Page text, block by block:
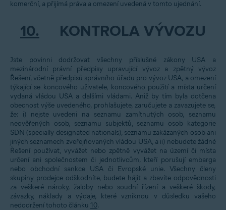
komerční, a přijímá práva a omezení uvedená v tomto ujednání.
10. KONTROLA VÝVOZU
Jste povinni dodržovat všechny příslušné zákony USA a
mezinárodní právní předpisy upravující vývoz a zpětný vývoz
Řešení, včetně předpisů správního úřadu pro vývoz USA, a omezení
týkající se koncového uživatele, koncového použití a místa určení
vydaná vládou USA a dalšími vládami. Aniž by tím byla dotčena
obecnost výše uvedeného, prohlašujete, zaručujete a zavazujete se,
že: i) nejste uvedeni na seznamu zamítnutých osob, seznamu
neověřených osob, seznamu subjektů, seznamu osob kategorie
SDN (specially designated nationals), seznamu zakázaných osob ani
jiných seznamech zveřejňovaných vládou USA, a ii) nebudete žádné
Řešení používat, vyvážet nebo zpětně vyvážet na území či místa
určení ani společnostem či jednotlivcům, kteří porušují embarga
nebo obchodní sankce USA či Evropské unie. Všechny členy
skupiny prodejce odškodníte, budete hájit a zbavíte odpovědnosti
za veškeré nároky, žaloby nebo soudní řízení a veškeré škody,
závazky, náklady a výdaje, které vzniknou v důsledku vašeho
nedodržení tohoto článku 10.